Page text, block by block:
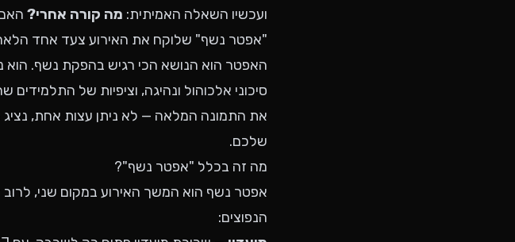
ועכשיו השאלה האמיתית: מה קורה אחרי?
"אפטר נשף" שלוקח את האירוע צעד אחד
האפטר הוא הנושא הכי רגיש בהפקת נשף. הוא
סיכוני אלכוהול ונהיגה, וציפיות של
את התמונה המלאה — לא ניתן עצות אחת,
שלכם.
מה זה בכלל "אפטר נשף"?
הנפוצים: